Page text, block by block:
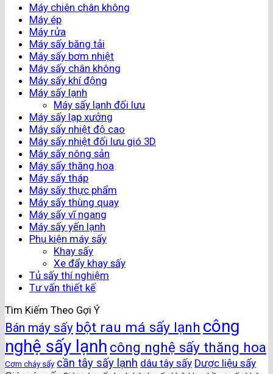
Máy chiên chân không
Máy ép
Máy rửa
Máy sấy băng tải
Máy sấy bơm nhiệt
Máy sấy chân không
Máy sấy khí động
Máy sấy lạnh
Máy sấy lạnh đối lưu
Máy sấy lạp xưởng
Máy sấy nhiệt độ cao
Máy sấy nhiệt đối lưu gió 3D
Máy sấy nông sản
Máy sấy thăng hoa
Máy sấy tháp
Máy sấy thực phẩm
Máy sấy thùng quay
Máy sấy vĩ ngang
Máy sấy yến lạnh
Phụ kiện máy sấy
Khay sấy
Xe đẩy khay sấy
Tủ sấy thí nghiệm
Tư vấn thiết kế
Tìm Kiếm Theo Gợi Ý
Bán máy sấy bột rau má sấy lạnh công
nghệ sấy lạnh công nghệ sấy thăng hoa
Cơm cháy sấy cần tây sấy lạnh dâu tây sấy Dược liệu sấy